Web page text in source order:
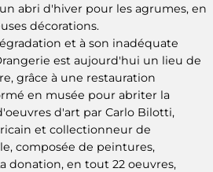
abri d'hiver pour les agrumes, en
décorations.
et à son inadéquate
est aujourd'hui un lieu de
grâce à une restauration
en musée pour abriter la
d'art par Carlo Bilotti,
et collectionneur de
composée de peintures,
donation, en tout 22 oeuvres,